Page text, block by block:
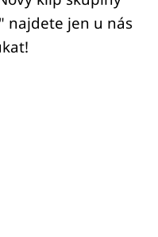
najdete jen u nás